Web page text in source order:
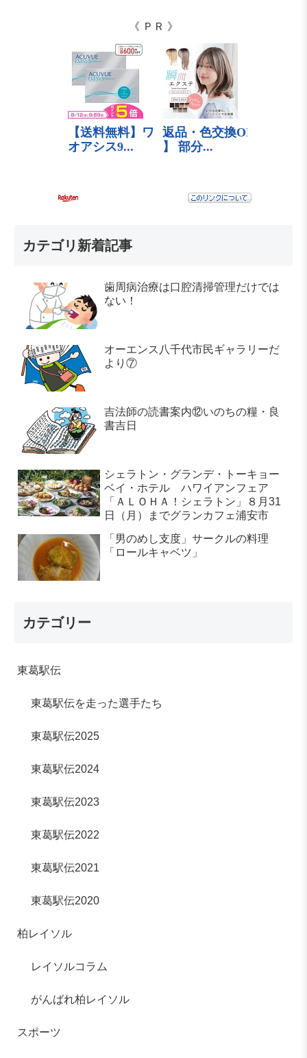
《 ＰＲ 》
カテゴリ新着記事
歯周病治療は口腔清掃管理だけでは
ない！
オーエンス八千代市民ギャラリーだ
より⑦
吉法師の読書案内⑫いのちの糧・良
書吉日
シェラトン・グランデ・トーキョー
ベイ・ホテル ハワイアンフェア
「ＡＬＯＨＡ！シェラトン」８月31
日（月）までグランカフェ浦安市
「男のめし支度」サークルの料理
「ロールキャベツ」
カテゴリー
東葛駅伝
東葛駅伝を走った選手たち
東葛駅伝2025
東葛駅伝2024
東葛駅伝2023
東葛駅伝2022
東葛駅伝2021
東葛駅伝2020
柏レイソル
レイソルコラム
がんばれ柏レイソル
スポーツ